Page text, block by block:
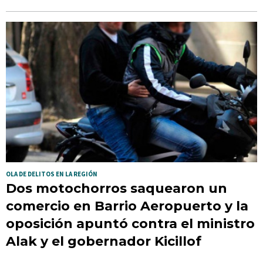
OLA DE DELITOS EN LA REGIÓN
Dos motochorros saquearon un
comercio en Barrio Aeropuerto y la
oposición apuntó contra el ministro
Alak y el gobernador Kicillof